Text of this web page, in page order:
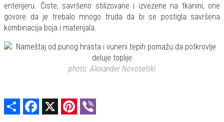
enterijeru. Čiste, savršeno stilizovane i izvezene na tkanini, one
govore da je trebalo mnogo truda da bi se postigla savršena
kombinacija boja i materijala.
photo: Alexander Novoselski
Share Facebook Pinterest